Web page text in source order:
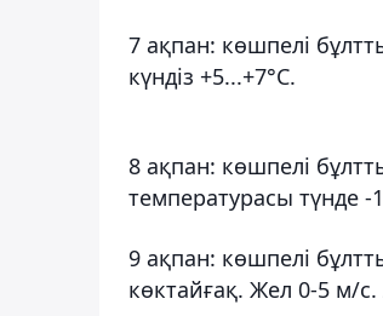
7 ақпан: көшпелі
күндіз +5...+7°C.
8 ақпан: көшпелі
температурасы түнде -
9 ақпан: көшпелі
көктайғақ. Жел 0-5 м/с.